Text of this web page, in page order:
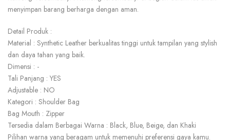
menyimpan barang berharga dengan aman.
Detail Produk :
Material : Synthetic Leather berkualitas tinggi untuk tampilan yang stylish
dan daya tahan yang baik.
Dimensi : -
Tali Panjang : YES
Adjustable : NO
Kategori : Shoulder Bag
Bag Mouth : Zipper
Tersedia dalam Berbagai Warna : Black, Blue, Beige, dan Khaki
Pilihan warna yang beragam untuk memenuhi preferensi gaya kamu.